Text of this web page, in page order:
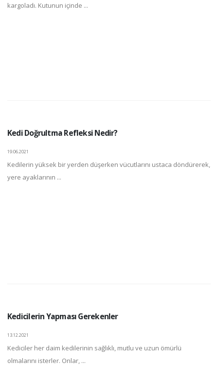
kargoladı. Kutunun içinde ...
Kedi Doğrultma Refleksi Nedir?
19.06.2021
Kedilerin yüksek bir yerden düşerken vücutlarını ustaca döndürerek,
yere ayaklarının ...
Kedicilerin Yapması Gerekenler
13.12.2021
Kediciler her daim kedilerinin sağlıklı, mutlu ve uzun ömürlü
olmalarını isterler. Onlar, ...